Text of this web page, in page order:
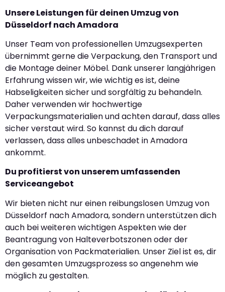
Unsere Leistungen für deinen Umzug von
Düsseldorf nach Amadora
Unser Team von professionellen Umzugsexperten
übernimmt gerne die Verpackung, den Transport und
die Montage deiner Möbel. Dank unserer langjährigen
Erfahrung wissen wir, wie wichtig es ist, deine
Habseligkeiten sicher und sorgfältig zu behandeln.
Daher verwenden wir hochwertige
Verpackungsmaterialien und achten darauf, dass alles
sicher verstaut wird. So kannst du dich darauf
verlassen, dass alles unbeschadet in Amadora
ankommt.
Du profitierst von unserem umfassenden
Serviceangebot
Wir bieten nicht nur einen reibungslosen Umzug von
Düsseldorf nach Amadora, sondern unterstützen dich
auch bei weiteren wichtigen Aspekten wie der
Beantragung von Halteverbotszonen oder der
Organisation von Packmaterialien. Unser Ziel ist es, dir
den gesamten Umzugsprozess so angenehm wie
möglich zu gestalten.